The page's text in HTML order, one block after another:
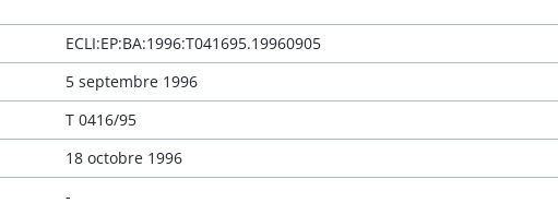
ECLI:EP:BA:1996:T041695.19960905
5 septembre 1996
T 0416/95
18 octobre 1996
-